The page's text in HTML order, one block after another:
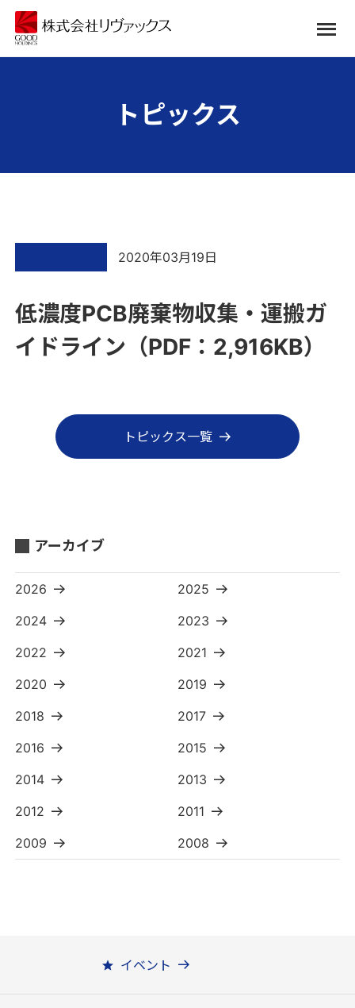
トピックス
低濃度PCB廃棄物収集・運搬ガ
イドライン（PDF：2,916KB）
2020年03月19日
トピックス一覧
アーカイブ
2026
2025
2024
2023
2022
2021
2020
2019
2018
2017
2016
2015
2014
2013
2012
2011
2009
2008
イベント